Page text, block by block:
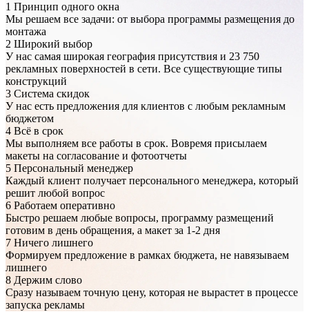
1 Принцип одного окна
Мы решаем все задачи: от выбора программы размещения до
монтажа
2 Широкий выбор
У нас самая широкая география присутствия и 23 750
рекламных поверхностей в сети. Все существующие типы
конструкций
3 Система скидок
У нас есть предложения для клиентов с любым рекламным
бюджетом
4 Всё в срок
Мы выполняем все работы в срок. Вовремя присылаем
макеты на согласование и фотоотчеты
5 Персональный менеджер
Каждый клиент получает персонального менеджера, который
решит любой вопрос
6 Работаем оперативно
Быстро решаем любые вопросы, программу размещений
готовим в день обращения, а макет за 1-2 дня
7 Ничего лишнего
Формируем предложение в рамках бюджета, не навязываем
лишнего
8 Держим слово
Сразу называем точную цену, которая не вырастет в процессе
запуска рекламы